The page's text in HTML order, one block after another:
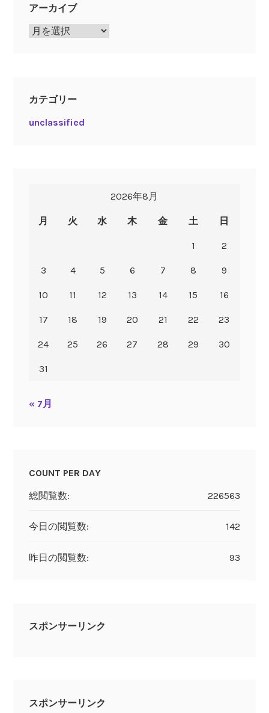
アーカイブ
ア
カテゴリー
unclassified
2026年8月
月 火 水 木 金 土 日
1 2
3 4 5 6 7 8 9
10 11 12 13 14 15 16
17 18 19 20 21 22 23
24 25 26 27 28 29 30
31
« 7月
COUNT PER DAY
226563
総閲覧数:
142
今日の閲覧数:
93
昨日の閲覧数:
スポンサーリンク
スポンサーリンク